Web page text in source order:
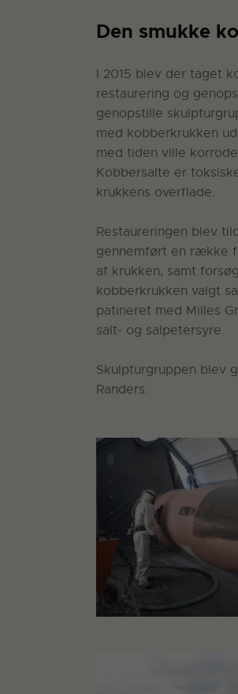
Den smukke
I 2015 blev der taget
restaurering og
genopstille
med kobberkrukken
med tiden ville
Kobbersalte er
krukkens overflade.
Restaureringen blev
gennemført en række
af krukken, samt
kobberkrukken valgt
patineret med Milles
salt- og salpetersyre.
Skulpturgruppen blev
Randers.